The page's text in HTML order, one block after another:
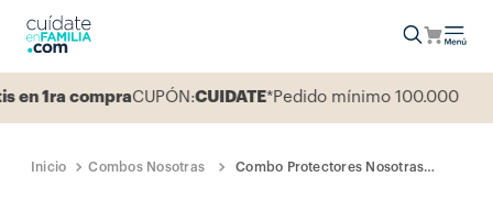
1ra compraCUPÓN:CUIDATE*Pedido mínimo 100.000
Combos Nosotras
Combo Protectores Nosotras